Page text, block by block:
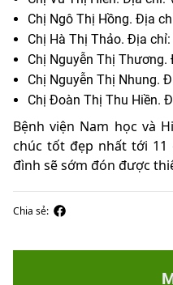
Chị Ngô Thị Hồng. Địa
Chị Hà Thị Thảo. Địa chỉ:
Chị Nguyễn Thị Thương.
Chị Nguyễn Thị Nhung.
Chị Đoàn Thị Thu Hiền.
Bệnh viện Nam học và
chúc tốt đẹp nhất tới 11
đình sẽ sớm đón được
Chia sẻ: